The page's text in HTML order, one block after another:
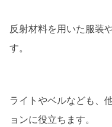
反射材料を用いた服装
す。
ライトやベルなども、
ョンに役立ちます。